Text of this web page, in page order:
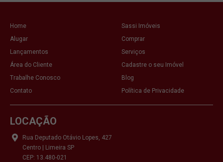
Home
Sassi Imóveis
Alugar
Comprar
Lançamentos
Serviços
Área do Cliente
Cadastre o seu Imóvel
Trabalhe Conosco
Blog
Contato
Política de Privacidade
LOCAÇÃO
Rua Deputado Otávio Lopes, 427
Centro | Limeira SP
CEP: 13.480-021